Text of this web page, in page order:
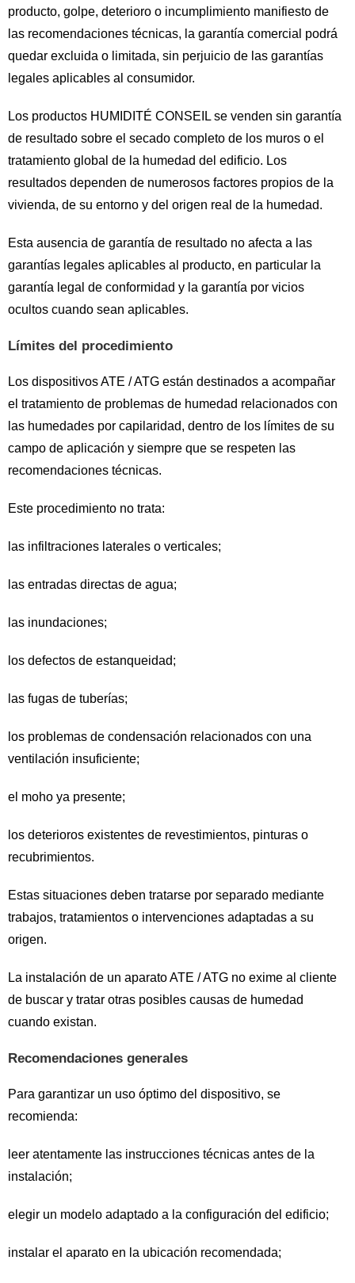
producto, golpe, deterioro o incumplimiento manifiesto de
las recomendaciones técnicas, la garantía comercial podrá
quedar excluida o limitada, sin perjuicio de las garantías
legales aplicables al consumidor.
Los productos HUMIDITÉ CONSEIL se venden sin garantía
de resultado sobre el secado completo de los muros o el
tratamiento global de la humedad del edificio. Los
resultados dependen de numerosos factores propios de la
vivienda, de su entorno y del origen real de la humedad.
Esta ausencia de garantía de resultado no afecta a las
garantías legales aplicables al producto, en particular la
garantía legal de conformidad y la garantía por vicios
ocultos cuando sean aplicables.
Límites del procedimiento
Los dispositivos ATE / ATG están destinados a acompañar
el tratamiento de problemas de humedad relacionados con
las humedades por capilaridad, dentro de los límites de su
campo de aplicación y siempre que se respeten las
recomendaciones técnicas.
Este procedimiento no trata:
las infiltraciones laterales o verticales;
las entradas directas de agua;
las inundaciones;
los defectos de estanqueidad;
las fugas de tuberías;
los problemas de condensación relacionados con una
ventilación insuficiente;
el moho ya presente;
los deterioros existentes de revestimientos, pinturas o
recubrimientos.
Estas situaciones deben tratarse por separado mediante
trabajos, tratamientos o intervenciones adaptadas a su
origen.
La instalación de un aparato ATE / ATG no exime al cliente
de buscar y tratar otras posibles causas de humedad
cuando existan.
Recomendaciones generales
Para garantizar un uso óptimo del dispositivo, se
recomienda:
leer atentamente las instrucciones técnicas antes de la
instalación;
elegir un modelo adaptado a la configuración del edificio;
instalar el aparato en la ubicación recomendada;